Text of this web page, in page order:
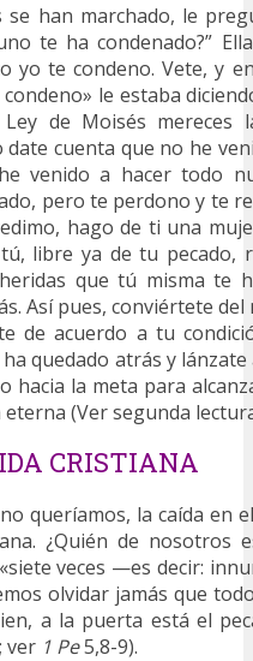
han marchado, le
te ha condenado?”
yo te condeno. Vete, y
le estaba
de Moisés mereces
cuenta que no he
venido a hacer todo
pero te perdono y te
hago de ti una
libre ya de tu pecado,
que tú misma te
Así pues, conviértete
de acuerdo a tu
quedado atrás y
hacia la meta para
(Ver segunda
CRISTIANA
queríamos, la caída en
¿Quién de nosotros
veces —es decir:
olvidar jamás que
a la puerta está el
ver 1 Pe5,8-9).